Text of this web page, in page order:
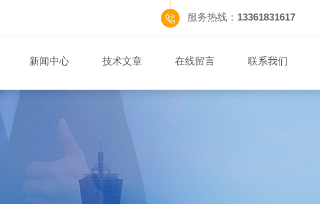
服务热线： 13361831617
新闻中心 技术文章 在线留言 联系我们